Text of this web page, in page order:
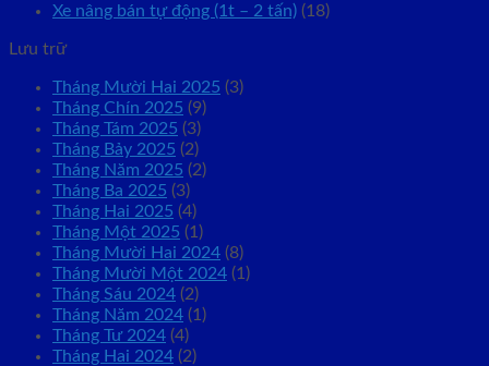
Xe nâng bán tự động (1t – 2 tấn) (18)
Lưu trữ
Tháng Mười Hai 2025 (3)
Tháng Chín 2025 (9)
Tháng Tám 2025 (3)
Tháng Bảy 2025 (2)
Tháng Năm 2025 (2)
Tháng Ba 2025 (3)
Tháng Hai 2025 (4)
Tháng Một 2025 (1)
Tháng Mười Hai 2024 (8)
Tháng Mười Một 2024 (1)
Tháng Sáu 2024 (2)
Tháng Năm 2024 (1)
Tháng Tư 2024 (4)
Tháng Hai 2024 (2)